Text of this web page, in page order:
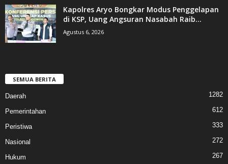
Kapolres Aryo Bongkar Modus Penggelapan
di KSP, Uang Angsuran Nasabah Raib...
Agustus 6, 2026
SEMUA BERITA
Daerah 1282
Pemerintahan 612
Peristiwa 333
Nasional 272
Hukum 267